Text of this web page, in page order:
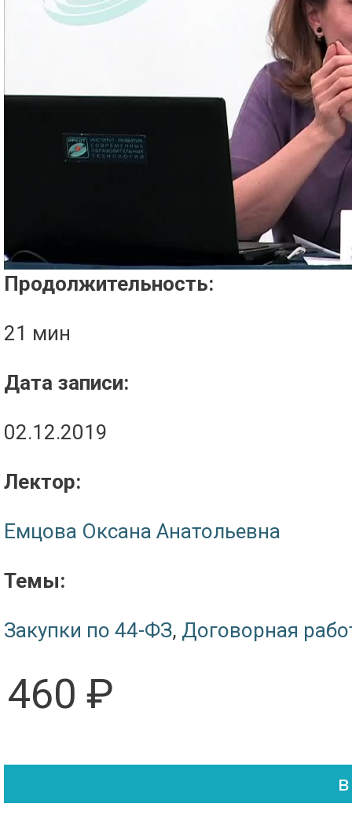
Продолжительность:
21 мин
Дата записи:
02.12.2019
Лектор:
Емцова Оксана Анатольевна
Темы:
Закупки по 44-ФЗ, Договорная
460 ₽